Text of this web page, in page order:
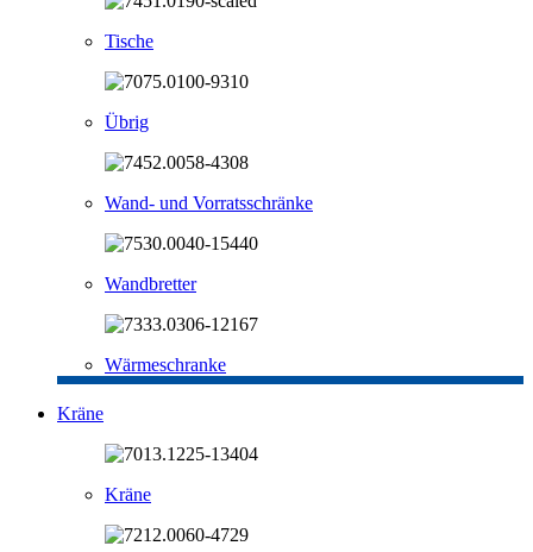
Tische
Übrig
Wand- und Vorratsschränke
Wandbretter
Wärmeschranke
Kräne
Kräne